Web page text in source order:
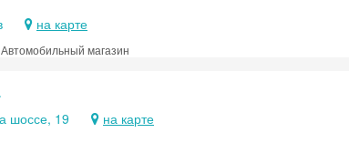
на карте
магазин
шоссе, 19 на карте